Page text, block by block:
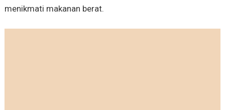
menikmati makanan berat.